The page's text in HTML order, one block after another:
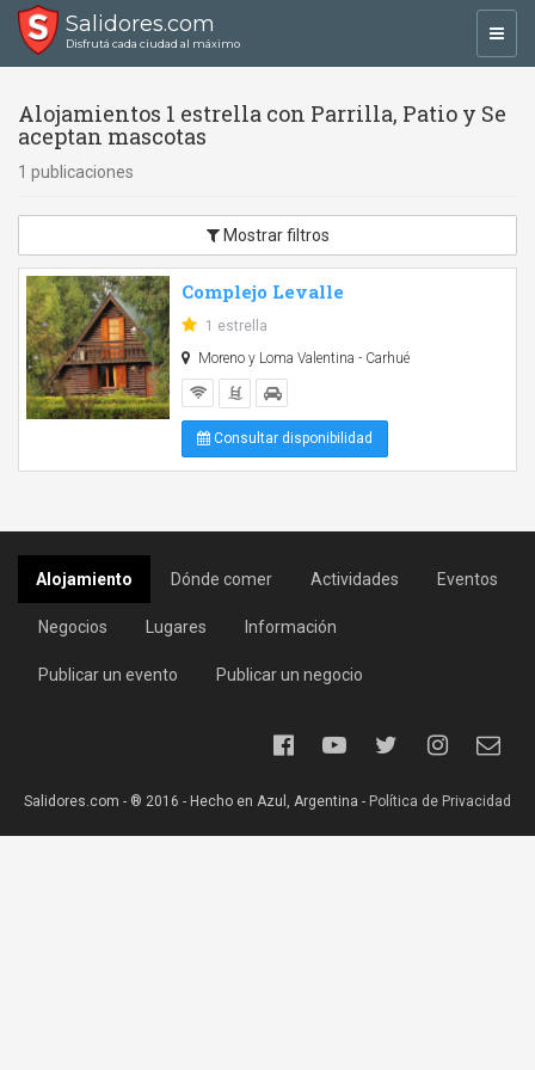
Salidores.com
Disfrutá cada ciudad al máximo
Alojamientos 1 estrella con Parrilla, Patio y Se
aceptan mascotas
1 publicaciones
Mostrar filtros
Complejo Levalle
1 estrella
Moreno y Loma Valentina - Carhué
Consultar disponibilidad
Alojamiento Dónde comer Actividades Eventos
Negocios Lugares Información
Publicar un evento Publicar un negocio
Salidores.com - ® 2016 - Hecho en Azul, Argentina - Política de Privacidad